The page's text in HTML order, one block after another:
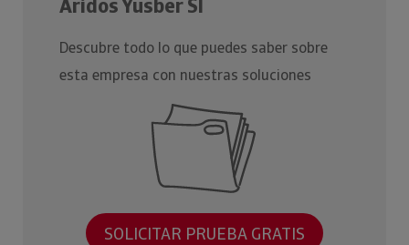
Aridos Yusber Sl
Descubre todo lo que puedes saber sobre
esta empresa con nuestras soluciones
SOLICITAR PRUEBA GRATIS